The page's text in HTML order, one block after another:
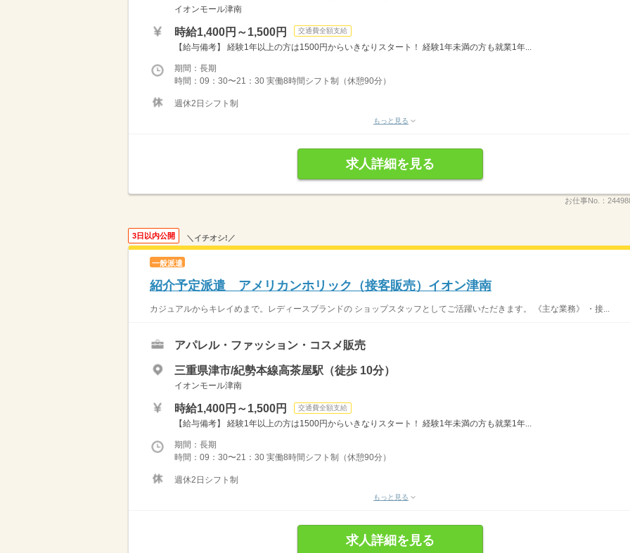
イオンモール津南
時給1,400円～1,500円 交通費全額支給
【給与備考】 経験1年以上の方は1500円からいきなりスタート！ 経験1年未満の方も就業1年...
期間：長期
時間：09：30〜21：30 実働8時間シフト制（休憩90分）
週休2日シフト制
もっと見る
求人詳細を見る
お仕事No.：
3日以内公開 ＼イチオシ!／
一般派遣
紹介予定派遣 アメリカンホリック（接客販売）イオン津南
カジュアルからキレイめまで。レディースブランドの ショップスタッフとしてご活躍いただきます。 《主な業務》 ・接...
アパレル・ファッション・コスメ販売
三重県津市/紀勢本線高茶屋駅（徒歩 10分）
イオンモール津南
時給1,400円～1,500円 交通費全額支給
【給与備考】 経験1年以上の方は1500円からいきなりスタート！ 経験1年未満の方も就業1年...
期間：長期
時間：09：30〜21：30 実働8時間シフト制（休憩90分）
週休2日シフト制
もっと見る
求人詳細を見る